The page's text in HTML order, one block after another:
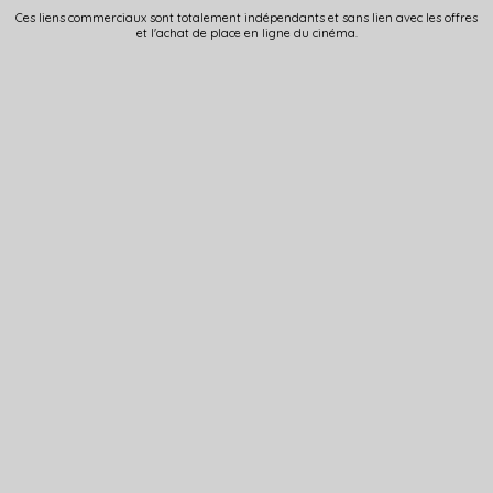
Ces liens commerciaux sont totalement indépendants et sans lien avec les offres
et l'achat de place en ligne du cinéma.